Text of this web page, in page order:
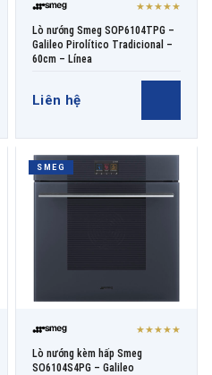
★★★★★
Lò nướng Smeg SOP6104TPG –
Galileo Pirolítico Tradicional –
60cm – Línea
Liên hệ
SMEG
★★★★★
Lò nướng kèm hấp Smeg
SO6104S4PG – Galileo